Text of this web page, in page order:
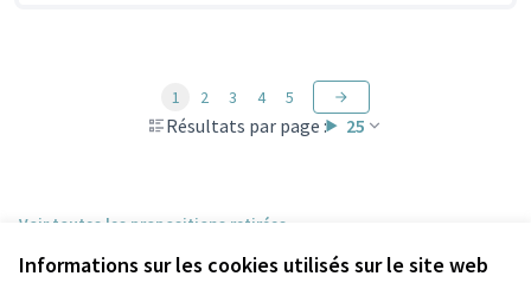
Informations sur les cookies utilisés sur le site web
Résultats par page : 25
1 2 3 4 5
Voir toutes les propositions retirées